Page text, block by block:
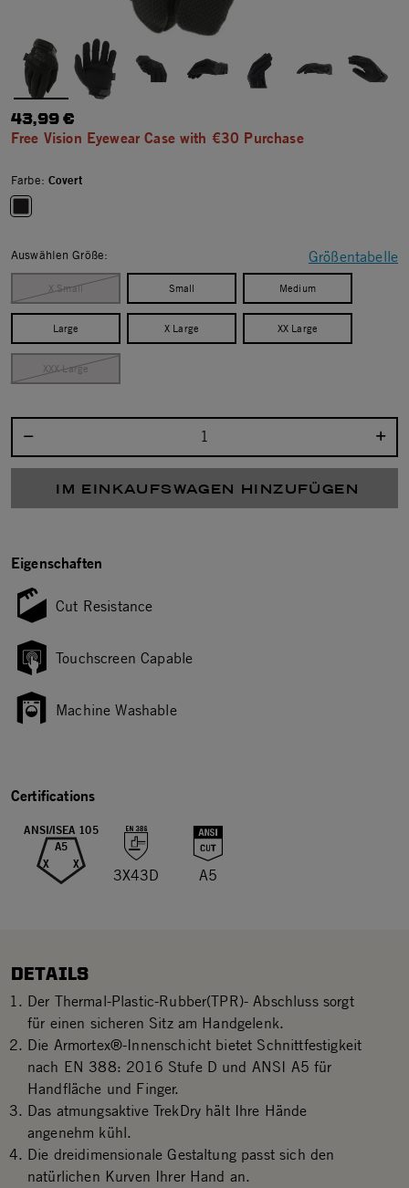
43,99 €
Free Vision Eyewear Case with €30 Purchase
Farbe: Covert
Größentabelle
Auswählen Größe:
X Small Small Medium
Large X Large XX Large
XXX Large
IM EINKAUFSWAGEN HINZUFÜGEN
Eigenschaften
Cut Resistance
Touchscreen Capable
Machine Washable
Certifications
ANSI/ISEA 105
A5
X X
3X43D A5
DETAILS
Der Thermal-Plastic-Rubber(TPR)- Abschluss sorgt
für einen sicheren Sitz am Handgelenk.
Die Armortex®-Innenschicht bietet Schnittfestigkeit
nach EN 388: 2016 Stufe D und ANSI A5 für
Handfläche und Finger.
Das atmungsaktive TrekDry hält Ihre Hände
angenehm kühl.
Die dreidimensionale Gestaltung passt sich den
natürlichen Kurven Ihrer Hand an.